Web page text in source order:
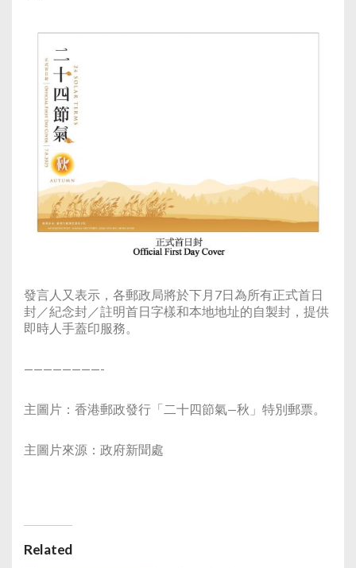
發言人又表示，各郵政局將於下月7日為所有正式首日
封／紀念封／註明首日字樣和本地地址的自製封，提供
即時人手蓋印服務。
————————-
主圖片： 香港郵政發行「二十四節氣—秋」特別郵票。
主圖片來源：政府新聞處
Related